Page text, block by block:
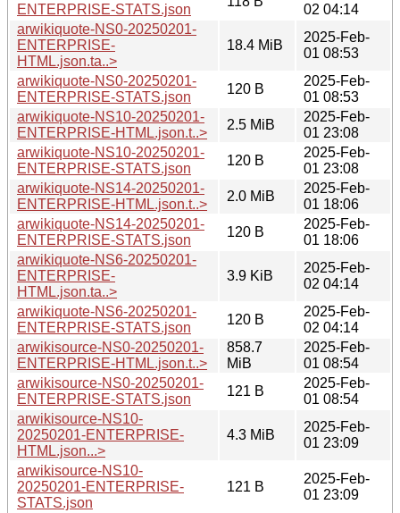
ENTERPRISE-STATS.json
02 04:14
arwikiquote-NS0-20250201-
ENTERPRISE-
HTML.json.ta..>
18.4 MiB
2025-Feb-
01 08:53
arwikiquote-NS0-20250201-
ENTERPRISE-STATS.json
120 B
2025-Feb-
01 08:53
arwikiquote-NS10-20250201-
ENTERPRISE-HTML.json.t..>
2.5 MiB
2025-Feb-
01 23:08
arwikiquote-NS10-20250201-
ENTERPRISE-STATS.json
120 B
2025-Feb-
01 23:08
arwikiquote-NS14-20250201-
ENTERPRISE-HTML.json.t..>
2.0 MiB
2025-Feb-
01 18:06
arwikiquote-NS14-20250201-
ENTERPRISE-STATS.json
120 B
2025-Feb-
01 18:06
arwikiquote-NS6-20250201-
ENTERPRISE-
HTML.json.ta..>
3.9 KiB
2025-Feb-
02 04:14
arwikiquote-NS6-20250201-
ENTERPRISE-STATS.json
120 B
2025-Feb-
02 04:14
arwikisource-NS0-20250201-
ENTERPRISE-HTML.json.t..>
858.7
MiB
2025-Feb-
01 08:54
arwikisource-NS0-20250201-
ENTERPRISE-STATS.json
121 B
2025-Feb-
01 08:54
arwikisource-NS10-
20250201-ENTERPRISE-
HTML.json...>
4.3 MiB
2025-Feb-
01 23:09
arwikisource-NS10-
20250201-ENTERPRISE-
STATS.json
121 B
2025-Feb-
01 23:09